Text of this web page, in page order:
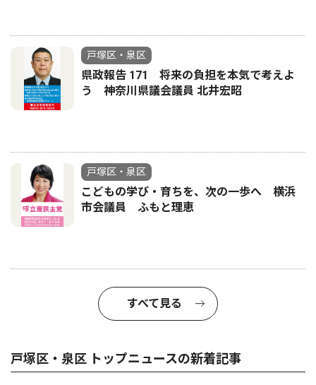
戸塚区・泉区
県政報告 171 将来の負担を本気で考えよ
う 神奈川県議会議員 北井宏昭
戸塚区・泉区
こどもの学び・育ちを、次の一歩へ 横浜
市会議員 ふもと理恵
すべて見る
戸塚区・泉区 トップニュースの新着記事